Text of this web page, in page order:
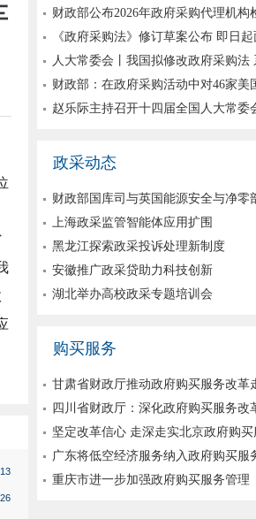
财政部公布2026年政府采购代理机构
《政府采购法》修订草案公布 即日起
人大常委会丨我国拟修改政府采购法
财政部：在政府采购活动中对46家美
赵乐际主持召开十四届全国人大常委
政采动态
财政部国库司与英国能源安全与净零
上海政采监管智能体应用扩围
黑龙江探索政采投诉处理新制度
安徽推广政采贷助力科技创新
湖北举办高校政采专题培训会
购买服务
甘肃省财政厅推动政府购买服务改革
四川省财政厅：深化政府购买服务改
坚定改革信心 走深走实北京政府购买
广东将低空经济服务纳入政府购买服
重庆市进一步加强政府购买服务管理